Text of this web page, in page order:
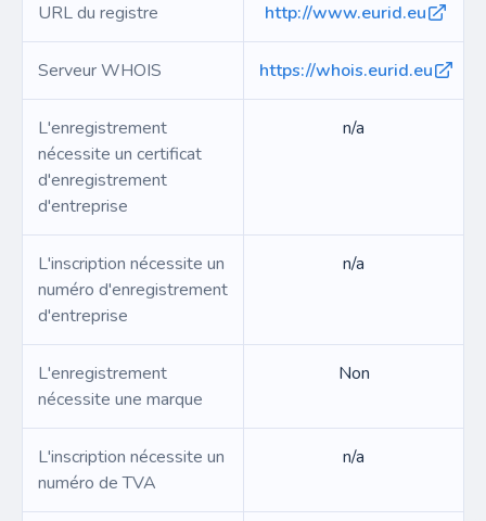
URL du registre http://www.eurid.eu
Serveur WHOIS https://whois.eurid.eu
L'enregistrement
nécessite un certificat
d'enregistrement
d'entreprise
n/a
L'inscription nécessite un
numéro d'enregistrement
d'entreprise
n/a
L'enregistrement
nécessite une marque
Non
L'inscription nécessite un
numéro de TVA
n/a